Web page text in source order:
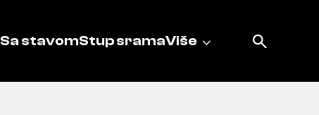
Sa stavomStup sramaViše